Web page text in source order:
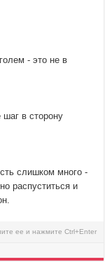
- это не в
в сторону
слишком много -
распуститься и
ее и нажмите Ctrl+Enter